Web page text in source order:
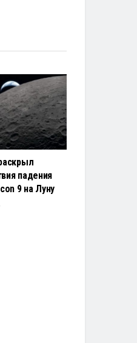
падения
9 на Луну